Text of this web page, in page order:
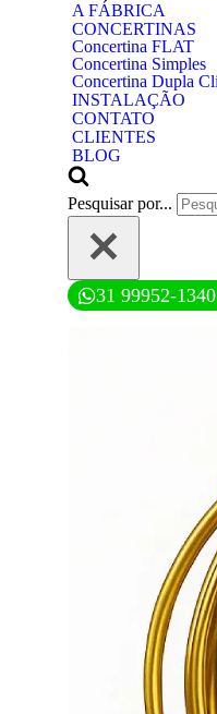
A FÁBRICA
CONCERTINAS
Concertina FLAT
Concertina Simples
Concertina Dupla
INSTALAÇÃO
CONTATO
CLIENTES
BLOG
Pesquisar por...
31 99952-1340